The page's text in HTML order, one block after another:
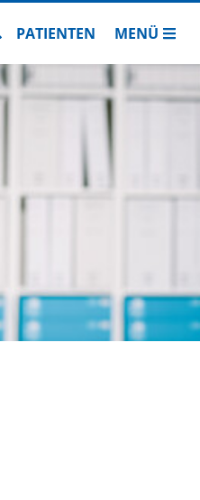
Zur Seitensuche
PATIENTEN MENÜ